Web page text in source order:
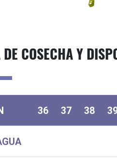
DE COSECHA Y
36 37 38